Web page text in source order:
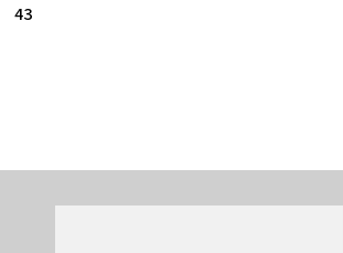
43